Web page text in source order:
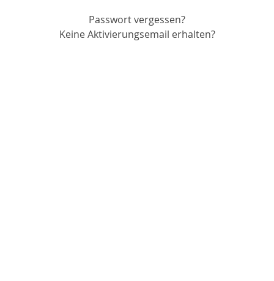
Passwort vergessen?
Keine Aktivierungsemail erhalten?